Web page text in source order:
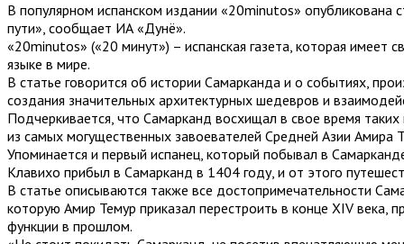
В популярном испанском издании «20minutos»
пути», сообщает ИА «Дунё».
«20minutos» («20 минут») – испанская газета, которая имеет
языке в мире.
В статье говорится об истории Самарканда и о событиях,
создания значительных архитектурных шедевров и
Подчеркивается, что Самарканд восхищал в свое время
из самых могущественных завоевателей Средней Азии Амира
Упоминается и первый испанец, который побывал в
Клавихо прибыл в Самарканд в 1404 году, и от этого
В статье описываются также все достопримечательности
которую Амир Темур приказал перестроить в конце XIV
функции в прошлом.